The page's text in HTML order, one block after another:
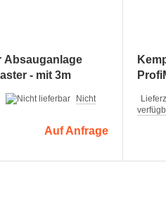
Absauganlage
- mit 3m
und Düse
Nicht
Auf Anfrage